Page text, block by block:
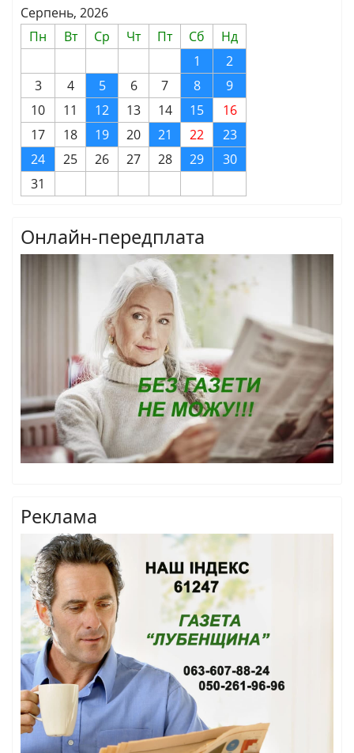
Серпень, 2026
Пн
Вт Ср Чт Пт Сб
Нд
1
2
3
4 5 6 7 8
9
10
11 12 13 14 15
16
17
18 19 20 21 22
23
24
25 26 27 28 29
30
31
Онлайн-передплата
Реклама